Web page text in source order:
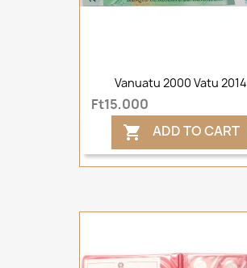
Vanuatu 2000 Vatu 2014
Ft15,000
 ADD TO CART